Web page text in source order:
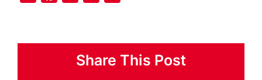
Share This Post